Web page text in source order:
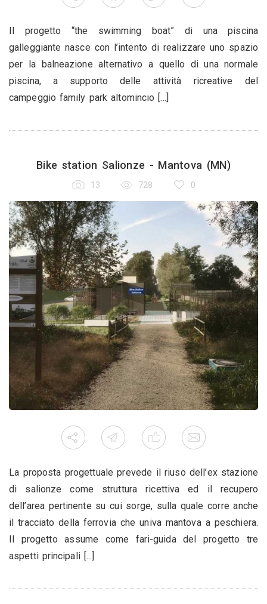
Il progetto “the swimming boat” di una piscina
galleggiante nasce con l’intento di realizzare uno spazio
per la balneazione alternativo a quello di una normale
piscina, a supporto delle attività ricreative del
campeggio family park altomincio [...]
Bike station Salionze - Mantova (MN)
13 728 0
La proposta progettuale prevede il riuso dell’ex stazione
di salionze come struttura ricettiva ed il recupero
dell’area pertinente su cui sorge, sulla quale corre anche
il tracciato della ferrovia che univa mantova a peschiera.
Il progetto assume come fari-guida del progetto tre
aspetti principali [...]